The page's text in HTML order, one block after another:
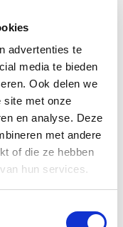
advertenties te
media te bieden
Ook delen we
site met onze
en analyse. Deze
met andere
of die ze hebben
hun services.
gun metal en
onderdelen
Kalk in